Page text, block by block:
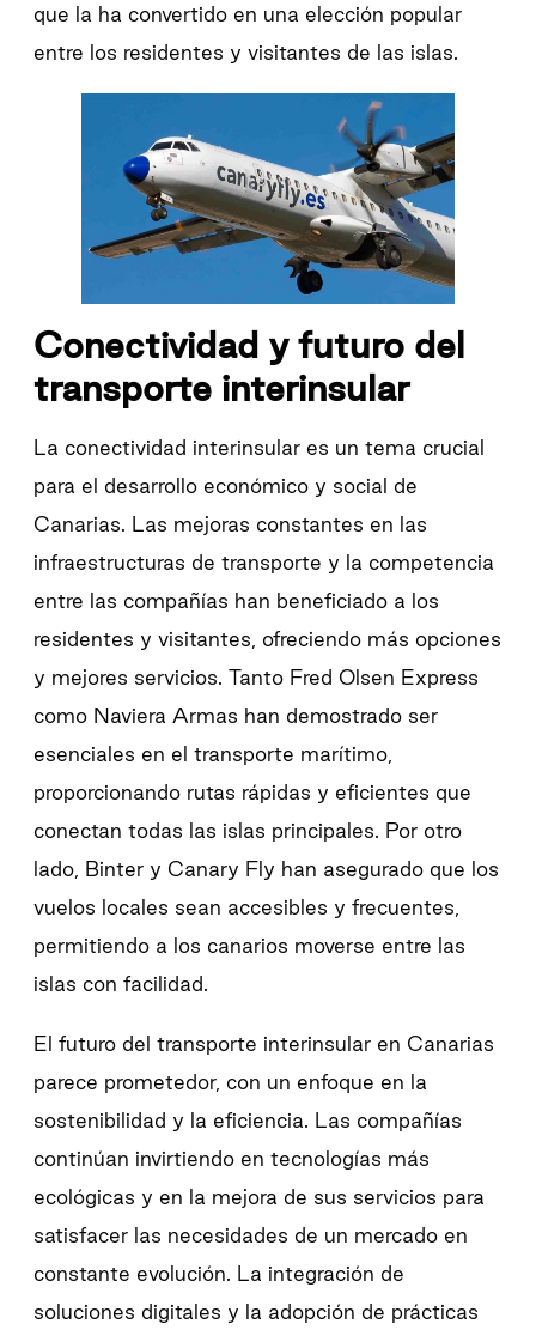
que la ha convertido en una elección popular
entre los residentes y visitantes de las islas.
Conectividad y futuro del
transporte interinsular
La conectividad interinsular es un tema crucial
para el desarrollo económico y social de
Canarias. Las mejoras constantes en las
infraestructuras de transporte y la competencia
entre las compañías han beneficiado a los
residentes y visitantes, ofreciendo más opciones
y mejores servicios. Tanto Fred Olsen Express
como Naviera Armas han demostrado ser
esenciales en el transporte marítimo,
proporcionando rutas rápidas y eficientes que
conectan todas las islas principales. Por otro
lado, Binter y Canary Fly han asegurado que los
vuelos locales sean accesibles y frecuentes,
permitiendo a los canarios moverse entre las
islas con facilidad.
El futuro del transporte interinsular en Canarias
parece prometedor, con un enfoque en la
sostenibilidad y la eficiencia. Las compañías
continúan invirtiendo en tecnologías más
ecológicas y en la mejora de sus servicios para
satisfacer las necesidades de un mercado en
constante evolución. La integración de
soluciones digitales y la adopción de prácticas